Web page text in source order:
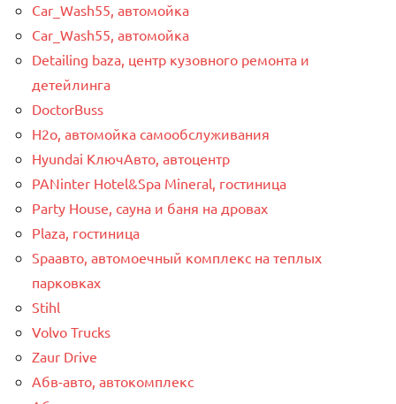
Car_Wash55, автомойка
Car_Wash55, автомойка
Detailing baza, центр кузовного ремонта и
детейлинга
DoctorBuss
H2o, автомойка самообслуживания
Hyundai КлючАвто, автоцентр
PANinter Hotel&Spa Mineral, гостиница
Party House, сауна и баня на дровах
Plaza, гостиница
Spaавто, автомоечный комплекс на теплых
парковках
Stihl
Volvo Trucks
Zaur Drive
Абв-авто, автокомплекс